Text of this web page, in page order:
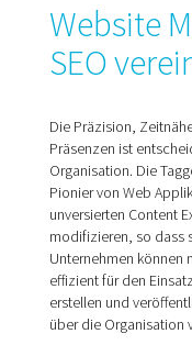
Website
SEO
Die Präzision,
Präsenzen ist
Organisation. Die
Pionier von Web
unversierten Content
modifizieren, so dass
Unternehmen können
effizient für den
erstellen und
über die Organisation